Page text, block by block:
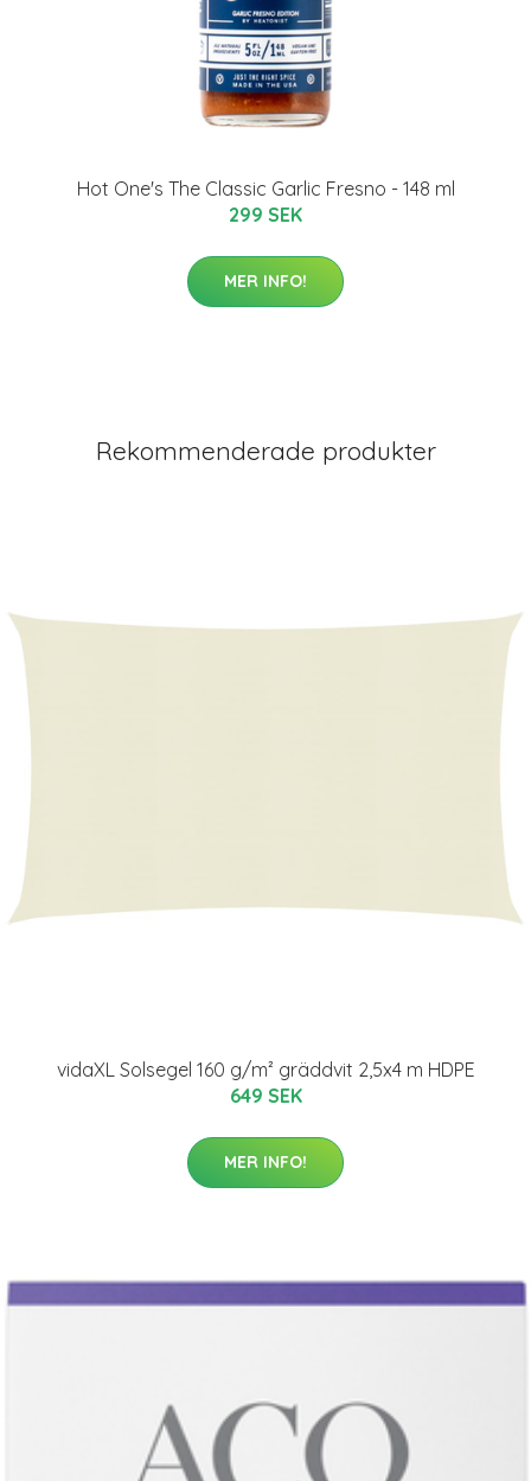
Hot One's The Classic Garlic Fresno - 148 ml
299 SEK
MER INFO!
Rekommenderade produkter
vidaXL Solsegel 160 g/m² gräddvit 2,5x4 m HDPE
649 SEK
MER INFO!